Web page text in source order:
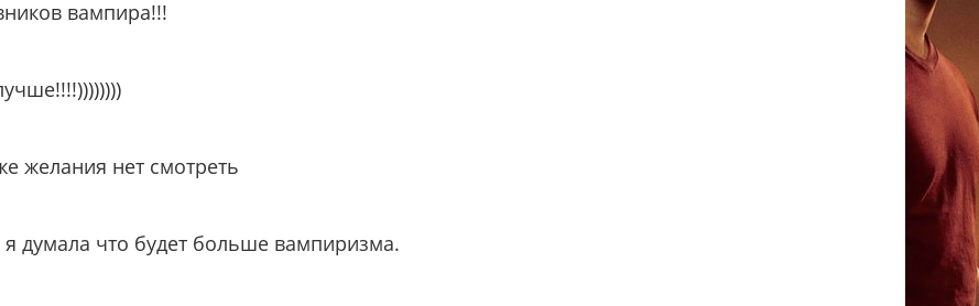
вампира!!!
желания нет смотреть
думала что будет больше вампиризма.